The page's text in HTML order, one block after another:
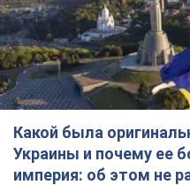
Какой была
Украины и почему ее
империя: об этом не